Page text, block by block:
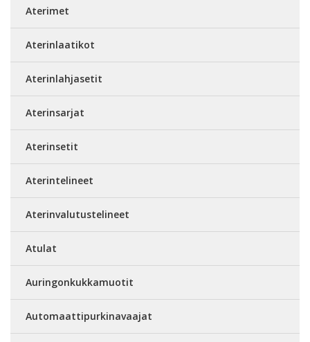
Aterimet
Aterinlaatikot
Aterinlahjasetit
Aterinsarjat
Aterinsetit
Aterintelineet
Aterinvalutustelineet
Atulat
Auringonkukkamuotit
Automaattipurkinavaajat